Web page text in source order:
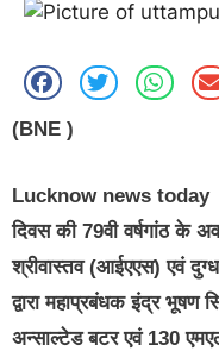
(BNE )
Lucknow news today
दिवस की 79वी वर्षगांठ के
श्रीवास्तव (आईएएस) एवं
द्वारा महाप्रबंधक इंद्र भूषण
अन्साल्टेड बटर एवं 130